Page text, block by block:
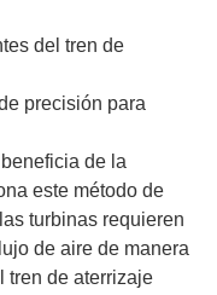
del tren de
precisión para
de la
este método de
turbinas requieren
de aire de manera
tren de aterrizaje